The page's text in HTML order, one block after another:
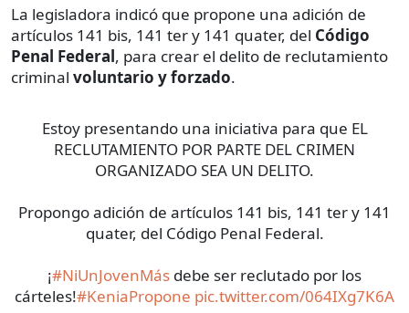
La legisladora indicó que propone una adición de
artículos 141 bis, 141 ter y 141 quater, del Código
Penal Federal, para crear el delito de reclutamiento
criminal voluntario y forzado.
Estoy presentando una iniciativa para que EL
RECLUTAMIENTO POR PARTE DEL CRIMEN
ORGANIZADO SEA UN DELITO.
Propongo adición de artículos 141 bis, 141 ter y 141
quater, del Código Penal Federal.
¡#NiUnJovenMás debe ser reclutado por los
cárteles!#KeniaPropone pic.twitter.com/064IXg7K6A